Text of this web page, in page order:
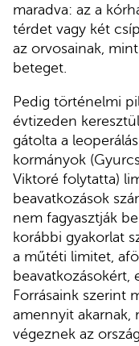
maradva: az a
térdet vagy két
az orvosainak,
beteget.
Pedig történelmi
évtizeden
gátolta a
kormányok
Viktoré folytatta)
beavatkozások
nem fagyasztják
korábbi gyakorlat
a műtéti limitet,
beavatkozásokért,
Forrásaink szerint
amennyit akarnak,
végeznek az